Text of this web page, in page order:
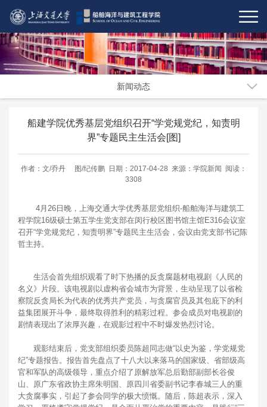
新闻动态
船建学院优秀基层党组织召开“学党规党纪，知责明
界”专题民主生活会[图]
作者：文/乔丹 图/纪传鹏 日期：2017-04-28 来源：学院新闻 阅读：
3308
4月26日晚，上海交通大学优秀基层党组织-船舶海洋与建筑工
程学院16级硕士第五学生党支部在闵行校区图书馆主馆E316会议室
召开“学党规党纪，知责明界”专题民主生活会，会议由党支部书记陈
哲主持。
生活会首先组织观看了时下热播的反贪腐题材电视剧《人民的
名义》片段。该电视剧以虚构省会城市为背景，生动呈现了以省检
察院反贪局长为代表的优秀共产党员，与贪腐官员及其包庇下的利
益集团展开斗争，最终取得胜利的精彩过程。参会成员对电视剧的
剧情表现出了浓厚兴趣，在观影过程中不时爆发热烈讨论。
观影结束后，党支部组织委员陈超同志做“以史为鉴，学党规党
纪”专题报告。报告首先盘点了十八大以来落马的国家级、省部级高
官和军队的高级领导，重点介绍了原解放军总后勤部副部长谷俊
山、原广东省政协主席朱明国、原四川省委副书记李春城三人的重
大贪腐事实，引起了参会同学的极大愤慨。随后，陈超表示，深入